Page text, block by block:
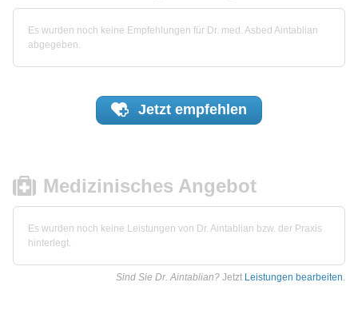
Es wurden noch keine Empfehlungen für Dr. med. Asbed Aintablian
abgegeben.
Jetzt empfehlen
Medizinisches Angebot
Es wurden noch keine Leistungen von Dr. Aintablian bzw. der Praxis
hinterlegt.
Sind Sie Dr. Aintablian? Jetzt Leistungen bearbeiten.